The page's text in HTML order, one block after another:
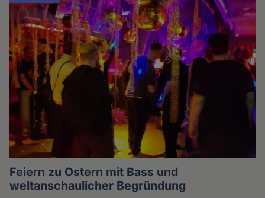
Feiern zu Ostern mit Bass und
weltanschaulicher Begründung